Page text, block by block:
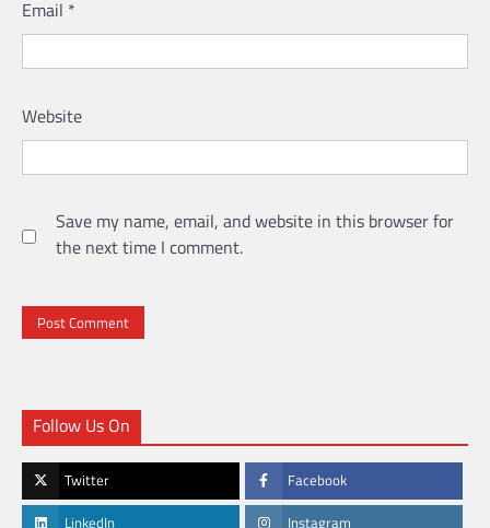
Email *
Website
Save my name, email, and website in this browser for
the next time I comment.
Follow Us On
Twitter Facebook
LinkedIn Instagram